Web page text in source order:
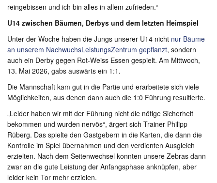
reingebissen und ich bin alles in allem zufrieden.“
U14 zwischen Bäumen, Derbys und dem letzten Heimspiel
Unter der Woche haben die Jungs unserer U14 nicht nur Bäume
an unserem NachwuchsLeistungsZentrum gepflanzt, sondern
auch ein Derby gegen Rot-Weiss Essen gespielt. Am Mittwoch,
13. Mai 2026, gabs auswärts ein 1:1.
Die Mannschaft kam gut in die Partie und erarbeitete sich viele
Möglichkeiten, aus denen dann auch die 1:0 Führung resultierte.
„Leider haben wir mit der Führung nicht die nötige Sicherheit
bekommen und wurden nervös“, ärgert sich Trainer Philipp
Rüberg. Das spielte den Gastgebern in die Karten, die dann die
Kontrolle im Spiel übernahmen und den verdienten Ausgleich
erzielten. Nach dem Seitenwechsel konnten unsere Zebras dann
zwar an die gute Leistung der Anfangsphase anknüpfen, aber
leider kein Tor mehr erzielen.